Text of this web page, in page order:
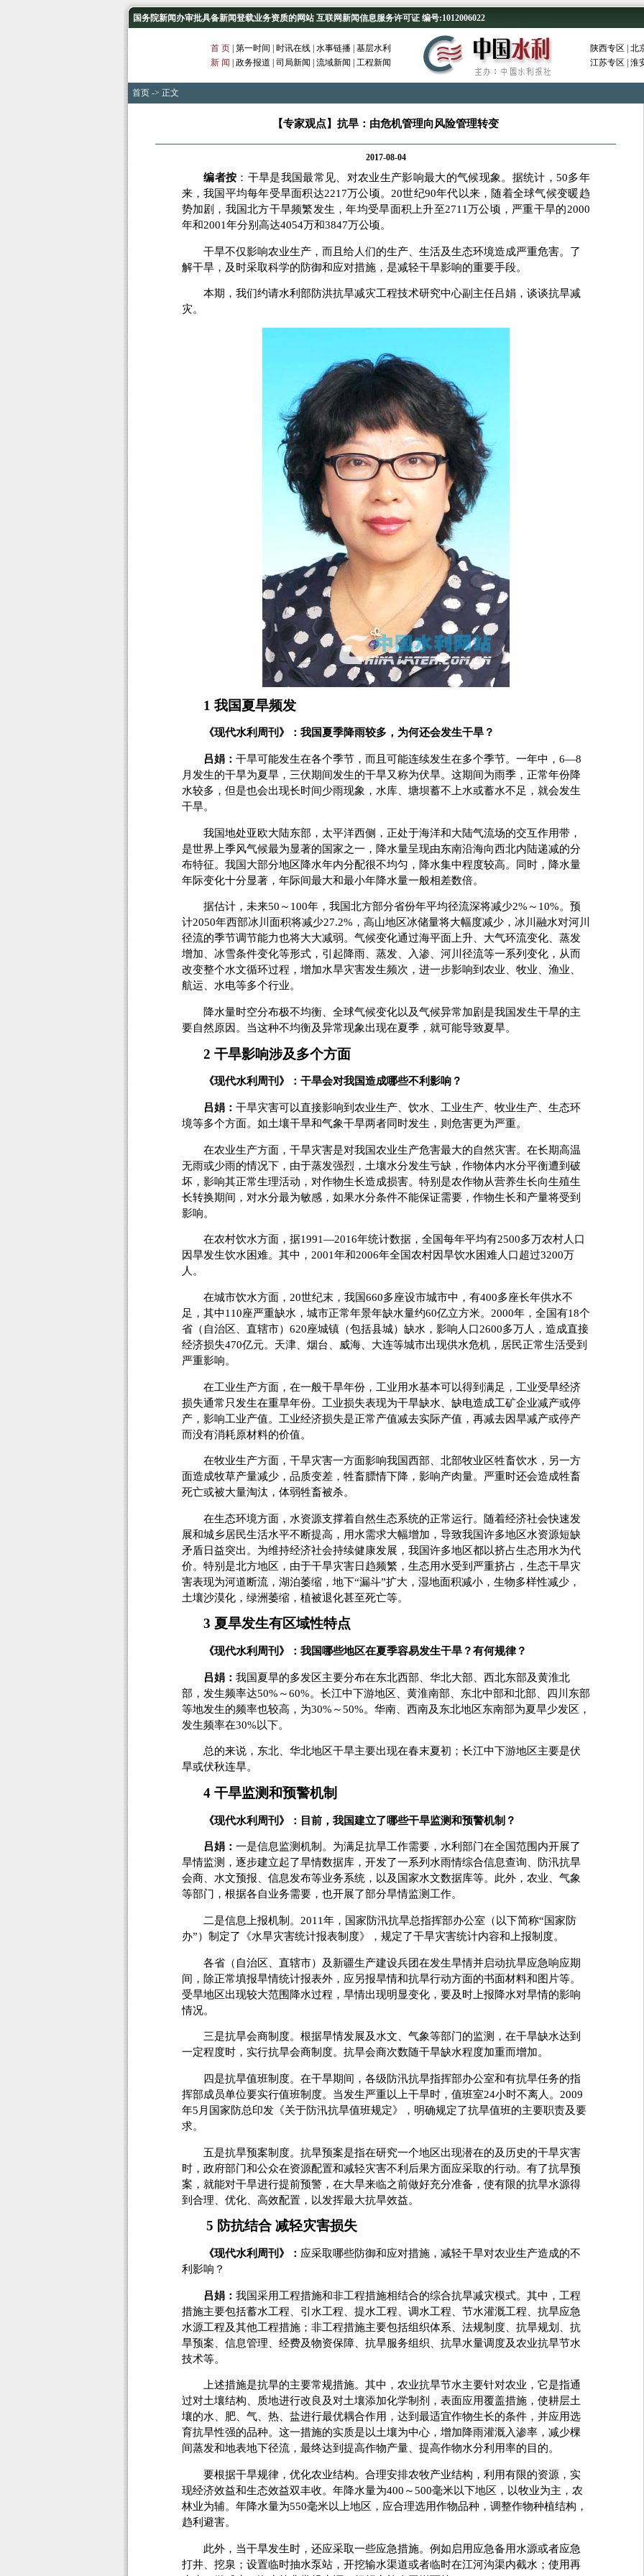
国务院新闻办审批具备新闻登载业务资质的网站 互联网新闻信息服务许可证 编号:1012006022
首 页 第一时间 时讯在线 水事链播 基层水利
新 闻
政务报道 司局新闻 流域新闻 工程新闻
陕西专区 北
江苏专区
淮
首页 -> 正文
【专家观点】抗旱：由危机管理向风险管理转变
2017-08-04
编者按 ： 干旱是我国最常见、对农业生产影响最大的气候现象。据统计，50多年
来，我国平均每年受旱面积达2217万公顷。20世纪90年代以来，随着全球气候变暖趋
势加剧，我国北方干旱频繁发生，年均受旱面积上升至2711万公顷，严重干旱的2000
年和2001年分别高达4054万和3847万公顷。
干旱不仅影响农业生产，而且给人们的生产、生活及生态环境造成严重危害。了
解干旱，及时采取科学的防御和应对措施，是减轻干旱影响的重要手段。
本期，我们约请水利部防洪抗旱减灾工程技术研究中心副主任吕娟，谈谈抗旱减
灾。
1 我国夏旱频发
《现代水利周刊》：我国夏季降雨较多，为何还会发生干旱？
吕娟： 干旱可能发生在各个季节，而且可能连续发生在多个季节。一年中，6—8
月发生的干旱为夏旱，三伏期间发生的干旱又称为伏旱。这期间为雨季，正常年份降
水较多，但是也会出现长时间少雨现象，水库、塘坝蓄不上水或蓄水不足，就会发生
干旱。
我国地处亚欧大陆东部，太平洋西侧，正处于海洋和大陆气流场的交互作用带，
是世界上季风气候最为显著的国家之一，降水量呈现由东南沿海向西北内陆递减的分
布特征。我国大部分地区降水年内分配很不均匀，降水集中程度较高。同时，降水量
年际变化十分显著，年际间最大和最小年降水量一般相差数倍。
据估计，未来50～100年，我国北方部分省份年平均径流深将减少2%～10%。预
计2050年西部冰川面积将减少27.2%，高山地区冰储量将大幅度减少，冰川融水对河川
径流的季节调节能力也将大大减弱。气候变化通过海平面上升、大气环流变化、蒸发
增加、冰雪条件变化等形式，引起降雨、蒸发、入渗、河川径流等一系列变化，从而
改变整个水文循环过程，增加水旱灾害发生频次，进一步影响到农业、牧业、渔业、
航运、水电等多个行业。
降水量时空分布极不均衡、全球气候变化以及气候异常加剧是我国发生干旱的主
要自然原因。当这种不均衡及异常现象出现在夏季，就可能导致夏旱。
2 干旱影响涉及多个方面
《现代水利周刊》：干旱会对我国造成哪些不利影响？
吕娟： 干旱灾害可以直接影响到农业生产、饮水、工业生产、牧业生产、生态环
境等多个方面。如土壤干旱和气象干旱两者同时发生，则危害更为严重。
在农业生产方面，干旱灾害是对我国农业生产危害最大的自然灾害。在长期高温
无雨或少雨的情况下，由于蒸发强烈，土壤水分发生亏缺，作物体内水分平衡遭到破
坏，影响其正常生理活动，对作物生长造成损害。特别是农作物从营养生长向生殖生
长转换期间，对水分最为敏感，如果水分条件不能保证需要，作物生长和产量将受到
影响。
在农村饮水方面，据1991—2016年统计数据，全国每年平均有2500多万农村人口
因旱发生饮水困难。其中，2001年和2006年全国农村因旱饮水困难人口超过3200万
人。
在城市饮水方面，20世纪末，我国660多座设市城市中，有400多座长年供水不
足，其中110座严重缺水，城市正常年景年缺水量约60亿立方米。2000年，全国有18个
省（自治区、直辖市）620座城镇（包括县城）缺水，影响人口2600多万人，造成直接
经济损失470亿元。天津、烟台、威海、大连等城市出现供水危机，居民正常生活受到
严重影响。
在工业生产方面，在一般干旱年份，工业用水基本可以得到满足，工业受旱经济
损失通常只发生在重旱年份。工业损失表现为干旱缺水、缺电造成工矿企业减产或停
产，影响工业产值。工业经济损失是正常产值减去实际产值，再减去因旱减产或停产
而没有消耗原材料的价值。
在牧业生产方面，干旱灾害一方面影响我国西部、北部牧业区牲畜饮水，另一方
面造成牧草产量减少，品质变差，牲畜膘情下降，影响产肉量。严重时还会造成牲畜
死亡或被大量淘汰，体弱牲畜被杀。
在生态环境方面，水资源支撑着自然生态系统的正常运行。随着经济社会快速发
展和城乡居民生活水平不断提高，用水需求大幅增加，导致我国许多地区水资源短缺
矛盾日益突出。为维持经济社会持续健康发展，我国许多地区都以挤占生态用水为代
价。特别是北方地区，由于干旱灾害日趋频繁，生态用水受到严重挤占，生态干旱灾
害表现为河道断流，湖泊萎缩，地下“漏斗”扩大，湿地面积减小，生物多样性减少，
土壤沙漠化，绿洲萎缩，植被退化甚至死亡等。
3 夏旱发生有区域性特点
《现代水利周刊》：我国哪些地区在夏季容易发生干旱？有何规律？
吕娟： 我国夏旱的多发区主要分布在东北西部、华北大部、西北东部及黄淮北
部，发生频率达50%～60%。长江中下游地区、黄淮南部、东北中部和北部、四川东部
等地发生的频率也较高，为30%～50%。华南、西南及东北地区东南部为夏旱少发区，
发生频率在30%以下。
总的来说，东北、华北地区干旱主要出现在春末夏初；长江中下游地区主要是伏
旱或伏秋连旱。
4 干旱监测和预警机制
《现代水利周刊》：目前，我国建立了哪些干旱监测和预警机制？
吕娟： 一是信息监测机制。为满足抗旱工作需要，水利部门在全国范围内开展了
旱情监测，逐步建立起了旱情数据库，开发了一系列水雨情综合信息查询、防汛抗旱
会商、水文预报、信息发布等业务系统，以及国家水文数据库等。此外，农业、气象
等部门，根据各自业务需要，也开展了部分旱情监测工作。
二是信息上报机制。2011年，国家防汛抗旱总指挥部办公室（以下简称“国家防
办”）制定了《水旱灾害统计报表制度》，规定了干旱灾害统计内容和上报制度。
各省（自治区、直辖市）及新疆生产建设兵团在发生旱情并启动抗旱应急响应期
间，除正常填报旱情统计报表外，应另报旱情和抗旱行动方面的书面材料和图片等。
受旱地区出现较大范围降水过程，旱情出现明显变化，要及时上报降水对旱情的影响
情况。
三是抗旱会商制度。根据旱情发展及水文、气象等部门的监测，在干旱缺水达到
一定程度时，实行抗旱会商制度。抗旱会商次数随干旱缺水程度加重而增加。
四是抗旱值班制度。在干旱期间，各级防汛抗旱指挥部办公室和有抗旱任务的指
挥部成员单位要实行值班制度。当发生严重以上干旱时，值班室24小时不离人。2009
年5月国家防总印发《关于防汛抗旱值班规定》，明确规定了抗旱值班的主要职责及要
求。
五是抗旱预案制度。抗旱预案是指在研究一个地区出现潜在的及历史的干旱灾害
时，政府部门和公众在资源配置和减轻灾害不利后果方面应采取的行动。有了抗旱预
案，就能对干旱进行提前预警，在大旱来临之前做好充分准备，使有限的抗旱水源得
到合理、优化、高效配置，以发挥最大抗旱效益。
5 防抗结合 减轻灾害损失
《现代水利周刊》： 应采取哪些防御和应对措施，减轻干旱对农业生产造成的不
利影响？
吕娟： 我国采用工程措施和非工程措施相结合的综合抗旱减灾模式。其中，工程
措施主要包括蓄水工程、引水工程、提水工程、调水工程、节水灌溉工程、抗旱应急
水源工程及其他工程措施；非工程措施主要包括组织体系、法规制度、抗旱规划、抗
旱预案、信息管理、经费及物资保障、抗旱服务组织、抗旱水量调度及农业抗旱节水
技术等。
上述措施是抗旱的主要常规措施。其中，农业抗旱节水主要针对农业，它是指通
过对土壤结构、质地进行改良及对土壤添加化学制剂，表面应用覆盖措施，使耕层土
壤的水、肥、气、热、盐进行最优耦合作用，达到最适宜作物生长的条件，并应用选
育抗旱性强的品种。这一措施的实质是以土壤为中心，增加降雨灌溉入渗率，减少棵
间蒸发和地表地下径流，最终达到提高作物产量、提高作物水分利用率的目的。
要根据干旱规律，优化农业结构。合理安排农牧产业结构，利用有限的资源，实
现经济效益和生态效益双丰收。年降水量为400～500毫米以下地区，以牧业为主，农
林业为辅。年降水量为550毫米以上地区，应合理选用作物品种，调整作物种植结构，
趋利避害。
此外，当干旱发生时，还应采取一些应急措施。例如启用应急备用水源或者应急
打井、挖泉；设置临时抽水泵站，开挖输水渠道或者临时在江河沟渠内截水；使用再